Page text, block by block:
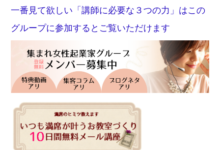
一番見て欲しい「講師に必要な３つの力」はこの
グループに参加するとご覧いただけます